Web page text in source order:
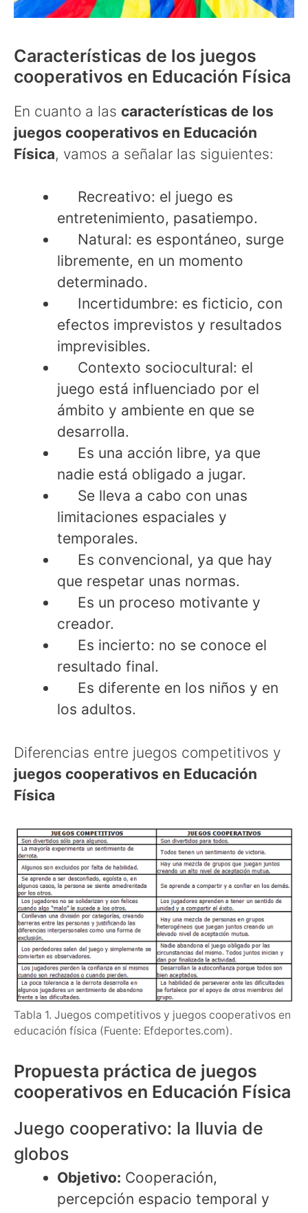
Características de los juegos
cooperativos en Educación Física
En cuanto a las características de los
juegos cooperativos en Educación
Física, vamos a señalar las siguientes:
Recreativo: el juego es
entretenimiento, pasatiempo.
Natural: es espontáneo, surge
libremente, en un momento
determinado.
Incertidumbre: es ficticio, con
efectos imprevistos y resultados
imprevisibles.
Contexto sociocultural: el
juego está influenciado por el
ámbito y ambiente en que se
desarrolla.
Es una acción libre, ya que
nadie está obligado a jugar.
Se lleva a cabo con unas
limitaciones espaciales y
temporales.
Es convencional, ya que hay
que respetar unas normas.
Es un proceso motivante y
creador.
Es incierto: no se conoce el
resultado final.
Es diferente en los niños y en
los adultos.
Diferencias entre juegos competitivos y
juegos cooperativos en Educación
Física
Tabla 1. Juegos competitivos y juegos cooperativos en
educación física (Fuente: Efdeportes.com).
Propuesta práctica de juegos
cooperativos en Educación Física
Juego cooperativo: la lluvia de
globos
Objetivo: Cooperación,
percepción espacio temporal y